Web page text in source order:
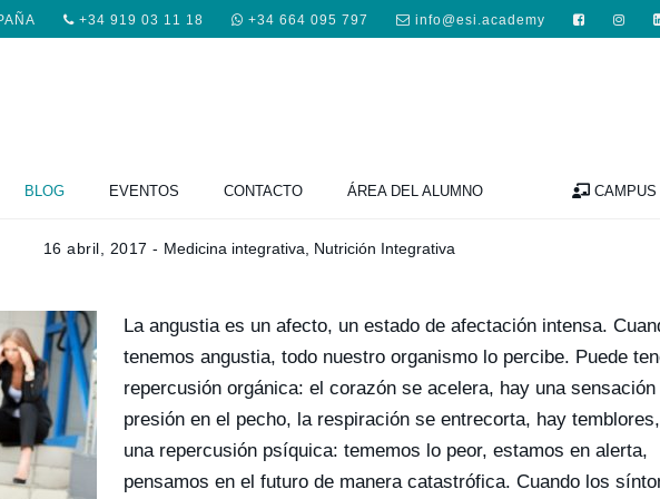
+34 919 03 11 18 +34 664 095 797 info@esi.academy
BLOG EVENTOS CONTACTO ÁREA DEL ALUMNO
INTERIOR: LA ANGUSTIA Y LA ANSIEDAD
16 abril, 2017 - Medicina integrativa Nutrición Integrativa
La angustia es un afecto, un estado de afectación intensa.
tenemos angustia, todo nuestro organismo lo percibe. Puede
repercusión orgánica: el corazón se acelera, hay una sensación
presión en el pecho, la respiración se entrecorta, hay
una repercusión psíquica: tememos lo peor, estamos en alerta,
pensamos en el futuro de manera catastrófica. Cuando los